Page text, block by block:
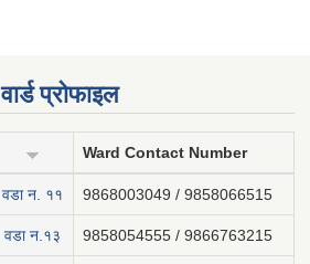
वार्ड प्रोफाइल
Ward Contact Number
वडा न‍. ११ 9868003049 / 9858066515
वडा न.१३ 9858054555 / 9866763215